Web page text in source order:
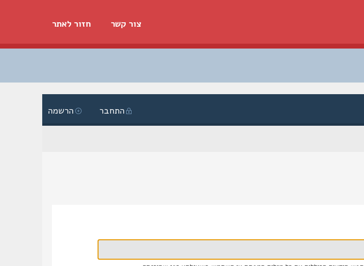
חזור לאתר צור קשר
הרשמה התחבר